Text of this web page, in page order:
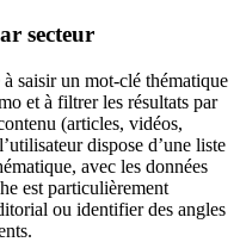
secteur
saisir un mot-clé thématique
et à filtrer les résultats par
(articles, vidéos,
dispose d’une liste
avec les données
est particulièrement
ou identifier des angles